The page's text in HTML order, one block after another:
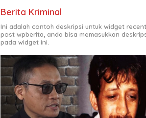
Berita Kriminal
Ini adalah contoh deskripsi untuk widget recent
post wpberita, anda bisa memasukkan
pada widget ini.